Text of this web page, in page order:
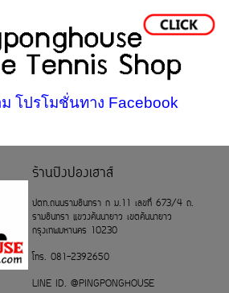
โปรโมชั่นทาง Facebook
ร้านปิงปองเฮาส์
ปตท.ถนนรามอินทรา ก ม.11 เลขที่ 673/4 ถ.
รามอินทรา แขวงคันนายาว เขตคันนายาว
กรุงเทพมหานคร 10230
โทร. 081-2392650
LINE ID. @PINGPONGHOUSE